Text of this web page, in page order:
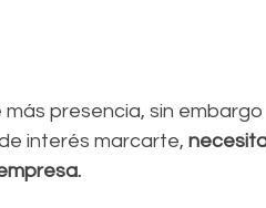
presencia, sin embargo
interés marcarte,